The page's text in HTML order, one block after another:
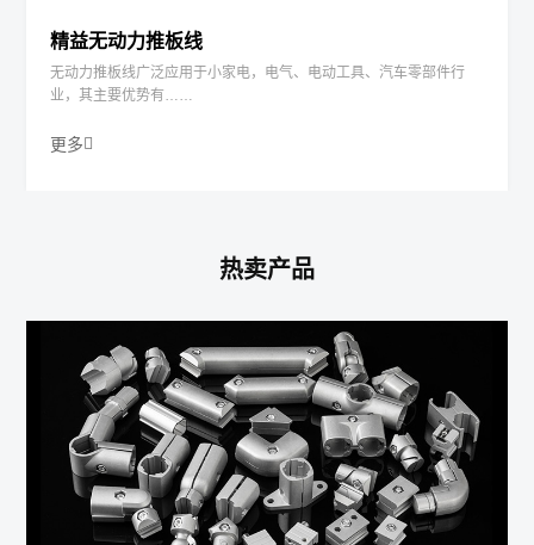
精益无动力推板线
无动力推板线广泛应用于小家电，电气、电动工具、汽车零部件行
业，其主要优势有……
更多
热卖产品